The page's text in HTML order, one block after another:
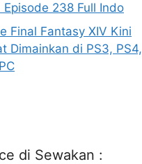
Episode 238 Full Indo
Final Fantasy XIV Kini
Dimainkan di PS3, PS4,
di Sewakan :